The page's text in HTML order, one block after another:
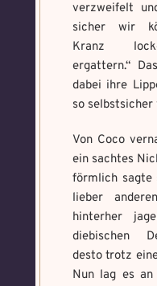
verzweifelt
sicher wir
Kranz
ergattern.“
dabei ihre
so selbstsicher
Von Coco
ein sachtes
förmlich sagte
lieber
hinterher
diebischen
desto trotz
Nun lag es